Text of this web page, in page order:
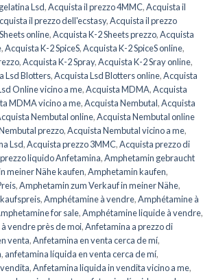
Lsd,Acquista il prezzo 4MMC,Acquista il
il prezzo dell'ecstasy,Acquista il prezzo
online,Acquista K-2 Sheets prezzo,Acquista
,Acquista K-2 SpiceS,Acquista K-2 SpiceS online,
,Acquista K-2 Spray,Acquista K-2 Sray online,
Lsd Blotters,Acquista Lsd Blotters online,Acquista
Online vicino a me,Acquista MDMA,Acquista
MDMA vicino a me,Acquista Nembutal,Acquista
Nembutal online,Acquista Nembutal online
prezzo,Acquista Nembutal vicino a me,
Lsd,Acquista prezzo 3MMC,Acquista prezzo di
liquido Anfetamina,Amphetamin gebraucht
meiner Nähe kaufen,Amphetamin kaufen,
,Amphetamin zum Verkauf in meiner Nähe,
,Amphétamine à vendre,Amphétamine à
for sale,Amphétamine liquide à vendre,
vendre près de moi,Anfetamina a prezzo di
venta,Anfetamina en venta cerca de mí,
, anfetamina líquida en venta cerca de mí,
,Anfetamina liquida in vendita vicino a me,